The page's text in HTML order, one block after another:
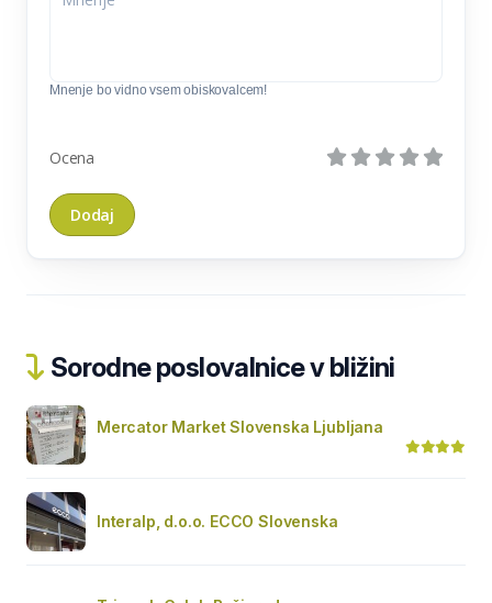
Mnenje bo vidno vsem obiskovalcem!
Ocena
Sorodne poslovalnice v bližini
Mercator Market Slovenska Ljubljana
Interalp, d.o.o. ECCO Slovenska